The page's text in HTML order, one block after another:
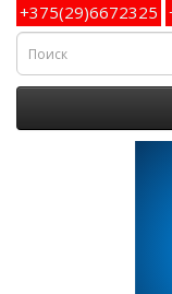
+375(29)6672325